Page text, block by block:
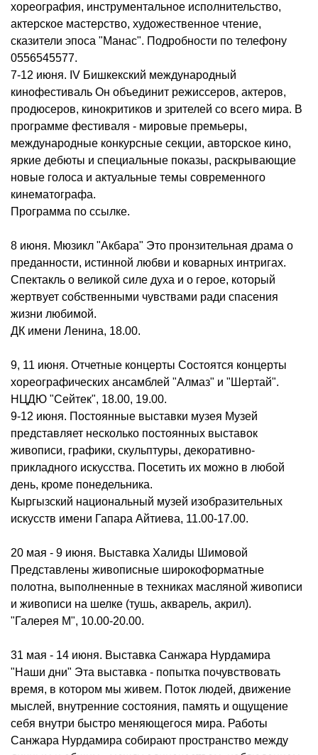
хореография, инструментальное исполнительство,
актерское мастерство, художественное чтение,
сказители эпоса "Манас". Подробности по телефону
0556545577.
7-12 июня. IV Бишкекский международный
кинофестиваль Он объединит режиссеров, актеров,
продюсеров, кинокритиков и зрителей со всего мира. В
программе фестиваля - мировые премьеры,
международные конкурсные секции, авторское кино,
яркие дебюты и специальные показы, раскрывающие
новые голоса и актуальные темы современного
кинематографа.
Программа по ссылке.
8 июня. Мюзикл "Акбара" Это пронзительная драма о
преданности, истинной любви и коварных интригах.
Спектакль о великой силе духа и о герое, который
жертвует собственными чувствами ради спасения
жизни любимой.
ДК имени Ленина, 18.00.
9, 11 июня. Отчетные концерты Состоятся концерты
хореографических ансамблей "Алмаз" и "Шертай".
НЦДЮ "Сейтек", 18.00, 19.00.
9-12 июня. Постоянные выставки музея Музей
представляет несколько постоянных выставок
живописи, графики, скульптуры, декоративно-
прикладного искусства. Посетить их можно в любой
день, кроме понедельника.
Кыргызский национальный музей изобразительных
искусств имени Гапара Айтиева, 11.00-17.00.
20 мая - 9 июня. Выставка Халиды Шимовой
Представлены живописные широкоформатные
полотна, выполненные в техниках масляной живописи
и живописи на шелке (тушь, акварель, акрил).
"Галерея М", 10.00-20.00.
31 мая - 14 июня. Выставка Санжара Нурдамира
"Наши дни" Эта выставка - попытка почувствовать
время, в котором мы живем. Поток людей, движение
мыслей, внутренние состояния, память и ощущение
себя внутри быстро меняющегося мира. Работы
Санжара Нурдамира собирают пространство между